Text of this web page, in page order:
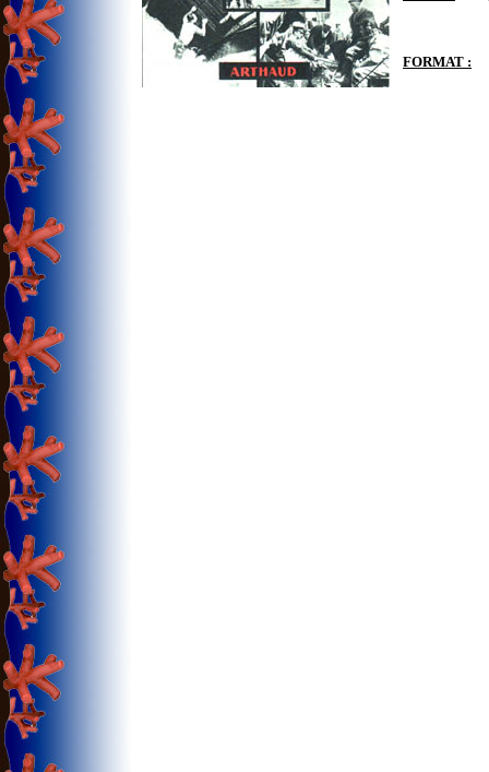
FORMAT :